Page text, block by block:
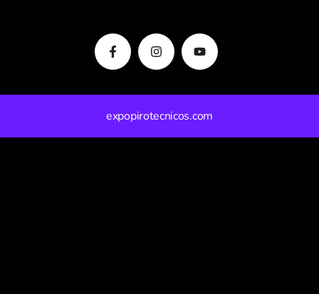
Facebook-
f
InstagramYoutube
expopirotecnicos.com